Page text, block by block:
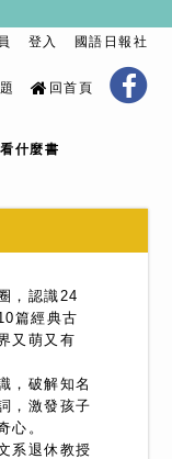
登入 國語日報社
回首頁
什麼書
，認識24
篇經典古
又萌又有
，破解知名
，激發孩子
心。
系退休教授